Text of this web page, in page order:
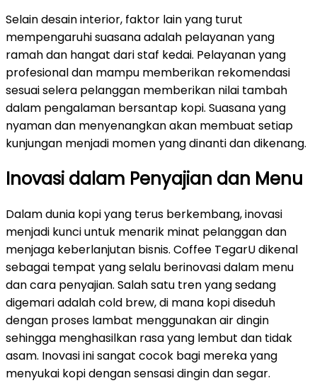
Selain desain interior, faktor lain yang turut
mempengaruhi suasana adalah pelayanan yang
ramah dan hangat dari staf kedai. Pelayanan yang
profesional dan mampu memberikan rekomendasi
sesuai selera pelanggan memberikan nilai tambah
dalam pengalaman bersantap kopi. Suasana yang
nyaman dan menyenangkan akan membuat setiap
kunjungan menjadi momen yang dinanti dan dikenang.
Inovasi dalam Penyajian dan Menu
Dalam dunia kopi yang terus berkembang, inovasi
menjadi kunci untuk menarik minat pelanggan dan
menjaga keberlanjutan bisnis. Coffee TegarU dikenal
sebagai tempat yang selalu berinovasi dalam menu
dan cara penyajian. Salah satu tren yang sedang
digemari adalah cold brew, di mana kopi diseduh
dengan proses lambat menggunakan air dingin
sehingga menghasilkan rasa yang lembut dan tidak
asam. Inovasi ini sangat cocok bagi mereka yang
menyukai kopi dengan sensasi dingin dan segar.